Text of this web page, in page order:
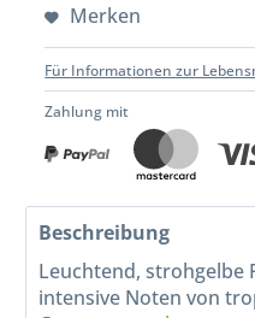
Merken
Für Informationen zur
Zahlung mit
Beschreibung
Leuchtend, strohgelbe
intensive Noten von